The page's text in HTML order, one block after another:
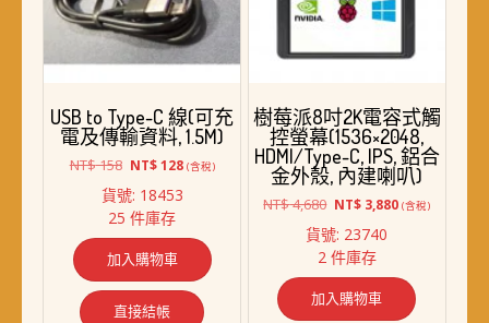
USB to Type-C 線(可充
電及傳輸資料, 1.5M)
NT$158 原
價
格：
NT$ 158。
NT$128目
價
NT$ 128。
(含稅)
貨號: 18453
25 件庫存
加入購物車
直接結帳
樹莓派8吋2K電容式觸
控螢幕(1536×2048,
HDMI/Type-C, IPS, 鋁合
金外殼, 內建喇叭)
NT$4,680 原
價
格：
NT$ 4,680。
NT$ 3,880目
NT$ 3,880。
(含稅)
貨號: 23740
2 件庫存
加入購物車